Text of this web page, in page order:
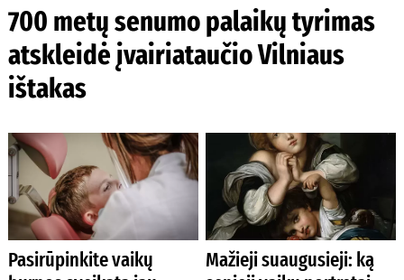
700 metų senumo palaikų tyrimas
atskleidė įvairiataučio Vilniaus
ištakas
Pasirūpinkite vaikų
Mažieji suaugusieji: ką